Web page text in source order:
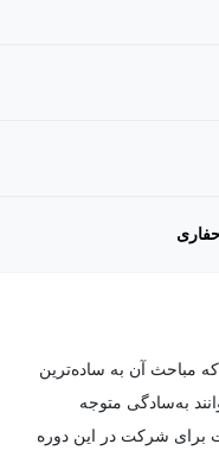
مباحث آن به ساده‌ترین
به‌سادگی متوجه
شرکت در این دوره